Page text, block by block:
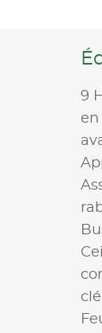
9
en